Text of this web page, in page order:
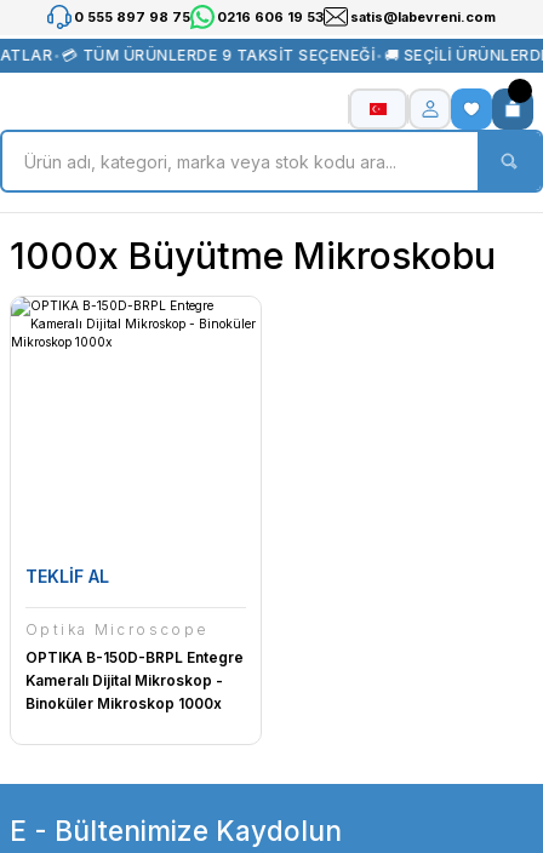
0 555 897 98 75 0216 606 19 53 satis@labevreni.com
•💳 TÜM ÜRÜNLERDE 9 TAKSİT SEÇENEĞİ•🚚 SEÇİLİ
1000x Büyütme Mikroskobu
TEKLİF AL
Optika Microscope
OPTIKA B-150D-BRPL Entegre
Kameralı Dijital Mikroskop -
Binoküler Mikroskop 1000x
E - Bültenimize Kaydolun